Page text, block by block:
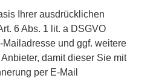
Ihrer ausdrücklichen
6 Abs. 1 lit. a DSGVO
und ggf. weitere
damit dieser Sie mit
per E-Mail